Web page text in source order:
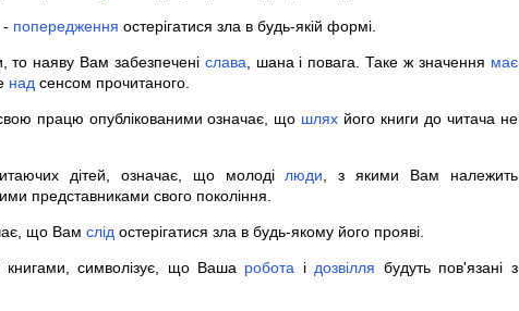
- попередження остерігатися зла в будь-якій формі.
то наяву Вам забезпечені слава , шана і повага. Таке ж значення має
над сенсом прочитаного.
працю опублікованими означає, що шлях його книги до читача не
дітей, означає, що молоді люди , з якими Вам належить
представниками свого покоління.
що Вам слід остерігатися зла в будь-якому його прояві.
символізує, що Ваша робота і дозвілля будуть пов'язані з